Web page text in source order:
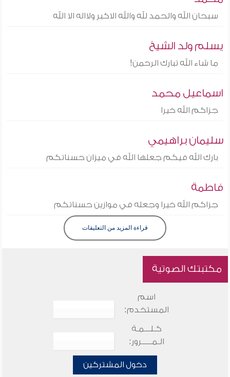
سبحان الله والحمد لله والله الاكبر ولااله الا الله
يسلم ولد الشيخ
ما شاء الله تبارك الرحمن!
اسماعيل محمد
جزاكم الله خيرا
سليمان براهيمي
بارك الله فيكم جعلها الله في ميزان حسناتكم
فاطمة
جزاكم الله خيرا وجعله في موازين حسناتكم
قراءة المزيد من التعليقات
مكتبتك الصوتية
اسم
المستخدم:
كـلـــمـة
الـمـــــرور:
دخول المشتركين